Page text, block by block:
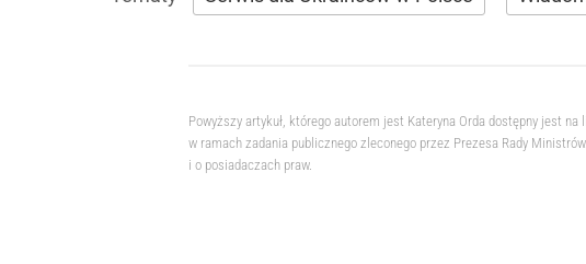
Powyższy artykuł, którego autorem jest Kateryna Orda dostępny jest
w ramach zadania publicznego zleconego przez Prezesa Rady
i o posiadaczach praw.